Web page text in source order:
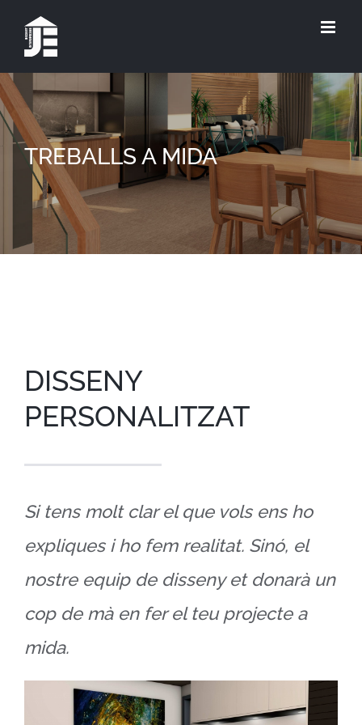
TREBALLS A MIDA
DISSENY
PERSONALITZAT
Si tens molt clar el que vols ens ho
expliques i ho fem realitat. Sinó, el
nostre equip de disseny et donarà un
cop de mà en fer el teu projecte a
mida.